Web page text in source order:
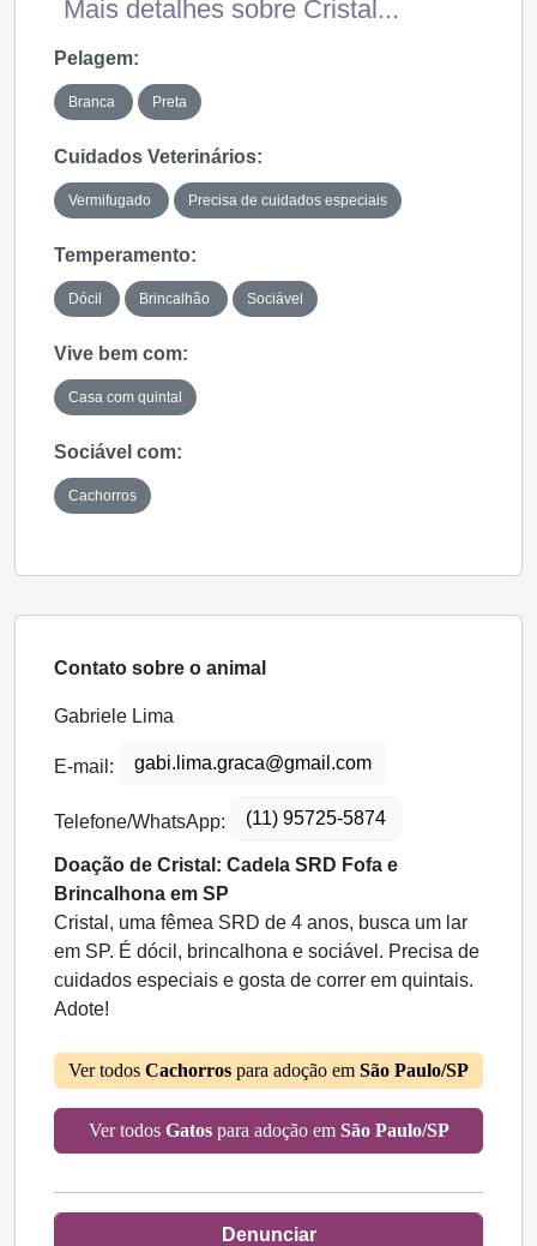
Mais detalhes sobre Cristal...
Pelagem:
Branca Preta
Cuidados Veterinários:
Vermifugado Precisa de cuidados especiais
Temperamento:
Dócil Brincalhão Sociável
Vive bem com:
Casa com quintal
Sociável com:
Cachorros
Contato sobre o animal
Gabriele Lima
E-mail: gabi.lima.graca@gmail.com
Telefone/WhatsApp: (11) 95725-5874
Doação de Cristal: Cadela SRD Fofa e
Brincalhona em SP
Cristal, uma fêmea SRD de 4 anos, busca um lar
em SP. É dócil, brincalhona e sociável. Precisa de
cuidados especiais e gosta de correr em quintais.
Adote!
Ver todos Cachorros para adoção em São Paulo/SP
Ver todos Gatospara adoção em São Paulo/SP
Denunciar